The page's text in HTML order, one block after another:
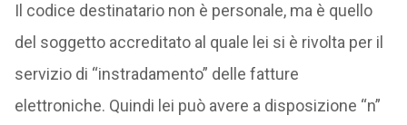
Il codice destinatario non è personale, ma è quello
del soggetto accreditato al quale lei si è rivolta per il
servizio di “instradamento” delle fatture
elettroniche. Quindi lei può avere a disposizione “n”